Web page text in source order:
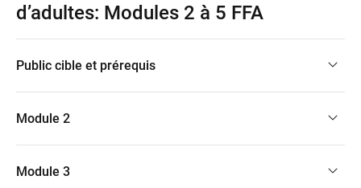
d’adultes: Modules 2 à 5 FFA
Public cible et prérequis
Module 2
Module 3